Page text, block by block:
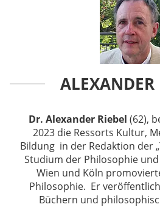
ALEXANDER
Dr. Alexander Riebel (62),
2023 die Ressorts Kultur,
Bildung in der Redaktion der
Studium der Philosophie
Wien und Köln
Philosophie. Er
Büchern und